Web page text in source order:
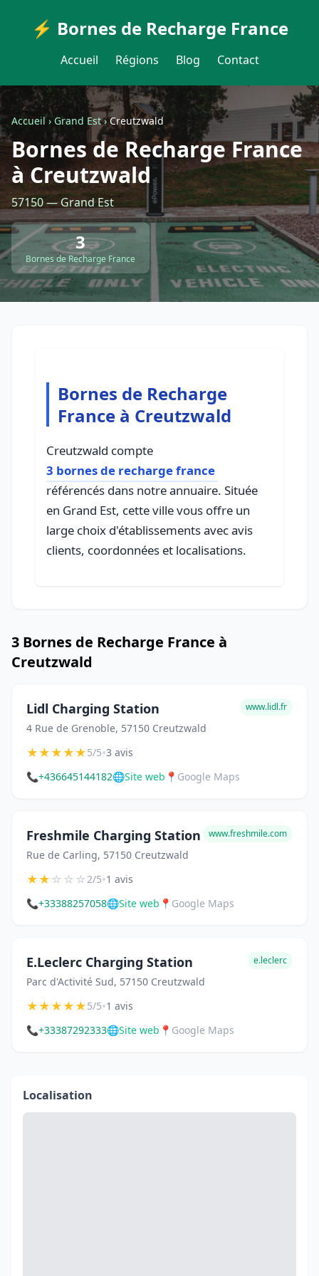
⚡ Bornes de Recharge France
Accueil Régions Blog Contact
Accueil›Grand Est›Creutzwald
Bornes de Recharge France
à Creutzwald
57150 — Grand Est
3
Bornes de Recharge France
Bornes de Recharge
France à Creutzwald
Creutzwald compte
3 bornes de recharge france
référencés dans notre annuaire. Située
en Grand Est, cette ville vous offre un
large choix d'établissements avec avis
clients, coordonnées et localisations.
3 Bornes de Recharge France à
Creutzwald
Lidl Charging Station
4 Rue de Grenoble, 57150 Creutzwald
www.lidl.fr
★★★★★5/5•3 avis
📞+436645144182🌐Site web 📍 Google Maps
Freshmile Charging Station
Rue de Carling, 57150 Creutzwald
www.freshmile.com
★★☆☆☆2/5•1 avis
📞+33388257058🌐Site web 📍 Google Maps
E.Leclerc Charging Station
Parc d'Activité Sud, 57150 Creutzwald
e.leclerc
★★★★★5/5•1 avis
📞+33387292333🌐Site web 📍 Google Maps
Localisation